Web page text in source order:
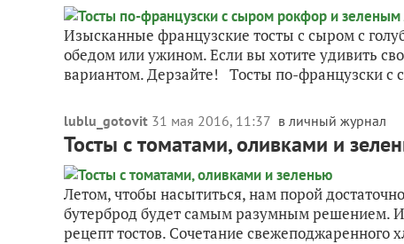
Изысканные французские тосты с сыром с
обедом или ужином. Если вы хотите удивить
вариантом. Дерзайте! Тосты по-французски с
lublu_gotovit 31 мая 2016, 11:37 в личный журнал
Тосты с томатами, оливками и
Летом, чтобы насытиться, нам порой
бутерброд будет самым разумным решением.
рецепт тостов. Сочетание свежеподжаренного